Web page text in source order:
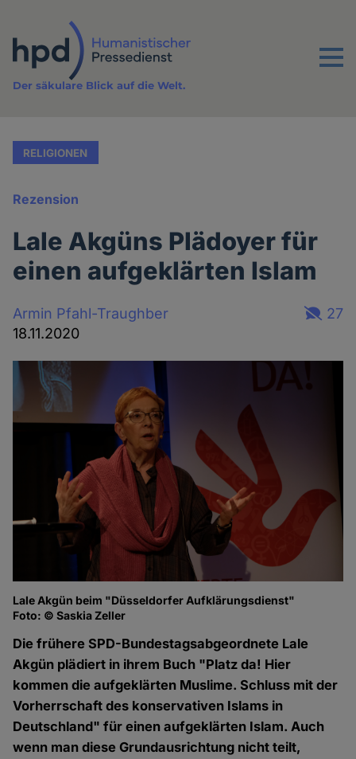
Inhalt
Menu
Der säkulare Blick auf die Welt.
RELIGIONEN
Rezension
Lale Akgüns Plädoyer für
einen aufgeklärten Islam
Armin Pfahl-Traughber
18.11.2020
27
Lale Akgün beim "Düsseldorfer Aufklärungsdienst"
Foto: © Saskia Zeller
Die frühere SPD-Bundestagsabgeordnete Lale
Akgün plädiert in ihrem Buch "Platz da! Hier
kommen die aufgeklärten Muslime. Schluss mit der
Vorherrschaft des konservativen Islams in
Deutschland" für einen aufgeklärten Islam. Auch
wenn man diese Grundausrichtung nicht teilt,